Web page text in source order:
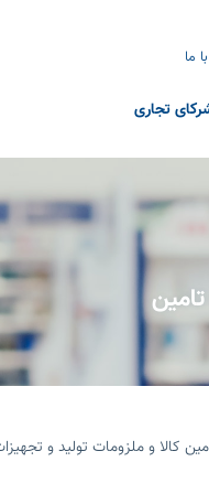
ما
تجاری
کالا و ملزومات تولید و